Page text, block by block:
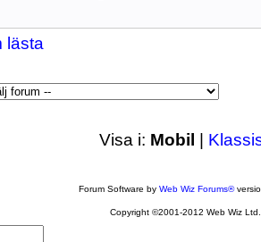
lästa
Visa i: Mobil |
Forum Software byWeb Wiz Forums®
Copyright ©2001-2012 Web Wiz Ltd.